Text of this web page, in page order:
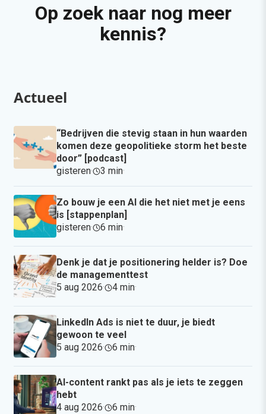
Op zoek naar nog meer
kennis?
Actueel
“Bedrijven die stevig staan in hun waarden
komen deze geopolitieke storm het beste
door” [podcast]
gisteren· 3 min·
Zo bouw je een AI die het niet met je eens
is [stappenplan]
gisteren· 6 min·
Denk je dat je positionering helder is? Doe
de managementtest
5 aug 2026· 4 min·
LinkedIn Ads is niet te duur, je biedt
gewoon te veel
5 aug 2026· 6 min·
AI-content rankt pas als je iets te zeggen
hebt
4 aug 2026· 6 min·